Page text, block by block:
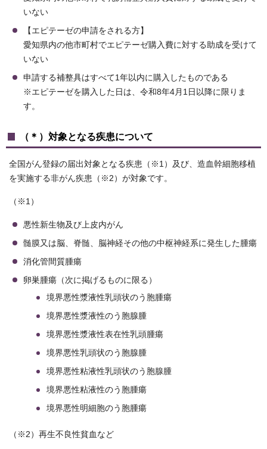
いない
【エピテーゼの申請をされる方】
愛知県内の他市町村でエピテーゼ購入費に対する助成を受けて
いない
申請する補整具はすべて1年以内に購入したものである
※エピテーゼを購入した日は、令和8年4月1日以降に限りま
す。
（＊）対象となる疾患について
全国がん登録の届出対象となる疾患（※1）及び、造血幹細胞移植
を実施する非がん疾患（※2）が対象です。
（※1）
悪性新生物及び上皮内がん
髄膜又は脳、脊髄、脳神経その他の中枢神経系に発生した腫瘍
消化管間質腫瘍
卵巣腫瘍（次に掲げるものに限る）
境界悪性漿液性乳頭状のう胞腫瘍
境界悪性漿液性のう胞腺腫
境界悪性漿液性表在性乳頭腫瘍
境界悪性乳頭状のう胞腺腫
境界悪性粘液性乳頭状のう胞腺腫
境界悪性粘液性のう胞腫瘍
境界悪性明細胞のう胞腫瘍
（※2）再生不良性貧血など